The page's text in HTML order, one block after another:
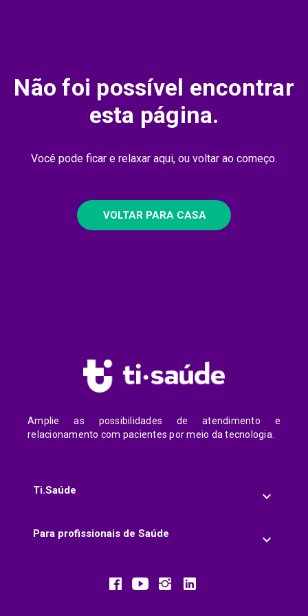
Não foi possível encontrar
esta página.
Você pode ficar e relaxar aqui, ou voltar ao começo.
VOLTAR PARA CASA
Amplie as possibilidades de atendimento e
relacionamento com pacientes por meio da tecnologia.
Ti.Saúde
Para profissionais de Saúde